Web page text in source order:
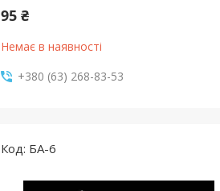
95 ₴
Немає в наявності
+380 (63) 268-83-53
БА-6